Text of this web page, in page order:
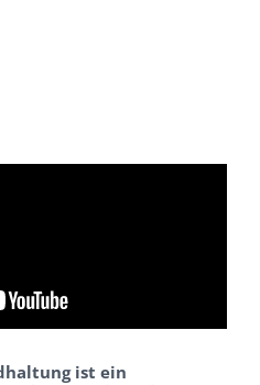
ist ein